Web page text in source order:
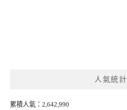
人氣統計
累積人氣：2,642,990